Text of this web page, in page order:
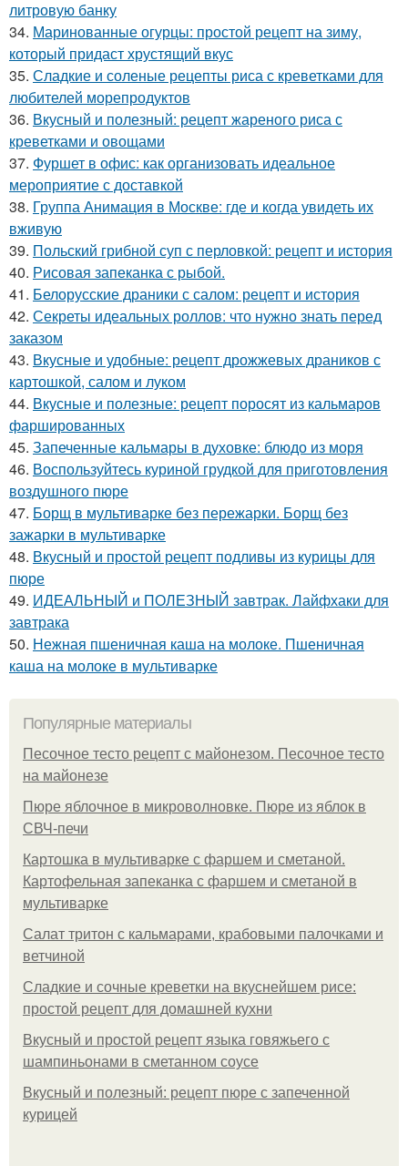
литровую банку
34. Маринованные огурцы: простой рецепт на зиму,
который придаст хрустящий вкус
35. Сладкие и соленые рецепты риса с креветками для
любителей морепродуктов
36. Вкусный и полезный: рецепт жареного риса с
креветками и овощами
37. Фуршет в офис: как организовать идеальное
мероприятие с доставкой
38. Группа Анимация в Москве: где и когда увидеть их
вживую
39. Польский грибной суп с перловкой: рецепт и история
40. Рисовая запеканка с рыбой.
41. Белорусские драники с салом: рецепт и история
42. Секреты идеальных роллов: что нужно знать перед
заказом
43. Вкусные и удобные: рецепт дрожжевых драников с
картошкой, салом и луком
44. Вкусные и полезные: рецепт поросят из кальмаров
фаршированных
45. Запеченные кальмары в духовке: блюдо из моря
46. Воспользуйтесь куриной грудкой для приготовления
воздушного пюре
47. Борщ в мультиварке без пережарки. Борщ без
зажарки в мультиварке
48. Вкусный и простой рецепт подливы из курицы для
пюре
49. ИДЕАЛЬНЫЙ и ПОЛЕЗНЫЙ завтрак. Лайфхаки для
завтрака
50. Нежная пшеничная каша на молоке. Пшеничная
каша на молоке в мультиварке
Популярные материалы
Песочное тесто рецепт с майонезом. Песочное тесто
на майонезе
Пюре яблочное в микроволновке. Пюре из яблок в
СВЧ-печи
Картошка в мультиварке с фаршем и сметаной.
Картофельная запеканка с фаршем и сметаной в
мультиварке
Салат тритон с кальмарами, крабовыми палочками и
ветчиной
Сладкие и сочные креветки на вкуснейшем рисе:
простой рецепт для домашней кухни
Вкусный и простой рецепт языка говяжьего с
шампиньонами в сметанном соусе
Вкусный и полезный: рецепт пюре с запеченной
курицей